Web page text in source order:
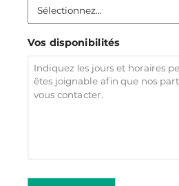
Vos disponibilités